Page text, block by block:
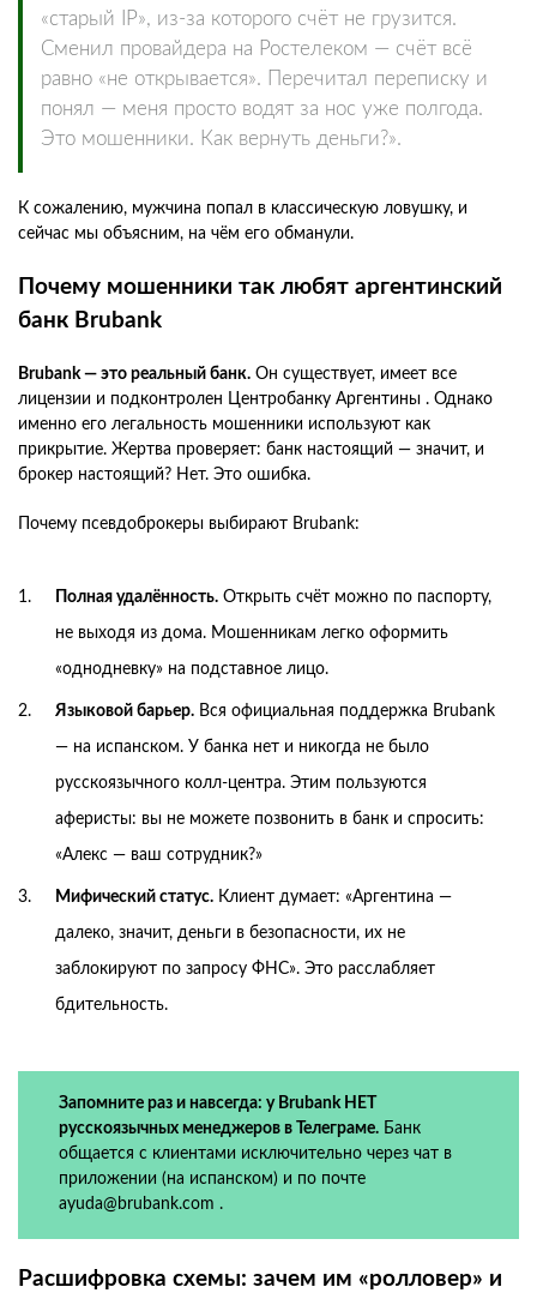
«старый IP», из-за которого счёт не грузится.
Сменил провайдера на Ростелеком — счёт всё
равно «не открывается». Перечитал переписку и
понял — меня просто водят за нос уже полгода.
Это мошенники. Как вернуть деньги?».
К сожалению, мужчина попал в классическую ловушку, и
сейчас мы объясним, на чём его обманули.
Почему мошенники так любят аргентинский
банк Brubank
Brubank — это реальный банк. Он существует, имеет все
лицензии и подконтролен Центробанку Аргентины . Однако
именно его легальность мошенники используют как
прикрытие. Жертва проверяет: банк настоящий — значит, и
брокер настоящий? Нет. Это ошибка.
Почему псевдоброкеры выбирают Brubank:
Полная удалённость. Открыть счёт можно по паспорту,
не выходя из дома. Мошенникам легко оформить
«однодневку» на подставное лицо.
Языковой барьер. Вся официальная поддержка Brubank
— на испанском. У банка нет и никогда не было
русскоязычного колл-центра. Этим пользуются
аферисты: вы не можете позвонить в банк и спросить:
«Алекс — ваш сотрудник?»
Мифический статус. Клиент думает: «Аргентина —
далеко, значит, деньги в безопасности, их не
заблокируют по запросу ФНС». Это расслабляет
бдительность.
Запомните раз и навсегда: у Brubank НЕТ
русскоязычных менеджеров в Телеграме.Банк
общается с клиентами исключительно через чат в
приложении (на испанском) и по почте
ayuda@brubank.com .
Расшифровка схемы: зачем им «ролловер» и